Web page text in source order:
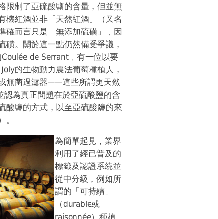
限制了亞硫酸鹽的含量，但並無
機紅酒並非「天然紅酒」（又名
確而言只是「無添加硫磺」，因
磺。關於這一點仍然備受爭議，
de Serrant，有一位以要
的生物動力農法葡萄種植人，
無菌過濾器——這些所謂更天然
為真正問題在於亞硫酸鹽的含
酸鹽的方式，以至亞硫酸鹽的來
。
為簡單起見，業界
利用了經已普及的
標籤及認證系統並
從中分級，例如所
謂的「可持續」
（durable或
raisonnée）種植